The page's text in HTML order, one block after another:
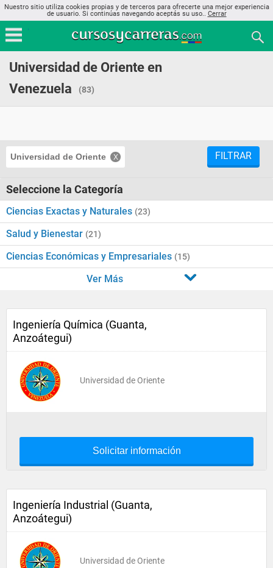
Nuestro sitio utiliza cookies propias y de terceros para ofrecerte una mejor experiencia
de usuario. Si continúas navegando aceptás su uso.. Cerrar
Universidad de Oriente en
Venezuela
(83)
Universidad de Oriente FILTRAR
Seleccione la Categoría
Ciencias Exactas y Naturales (23)
Salud y Bienestar (21)
Ciencias Económicas y Empresariales (15)
Ver Más
Ingeniería Química (Guanta,
Anzoátegui)
Universidad de Oriente
Solicitar información
Ingeniería Industrial (Guanta,
Anzoátegui)
Universidad de Oriente